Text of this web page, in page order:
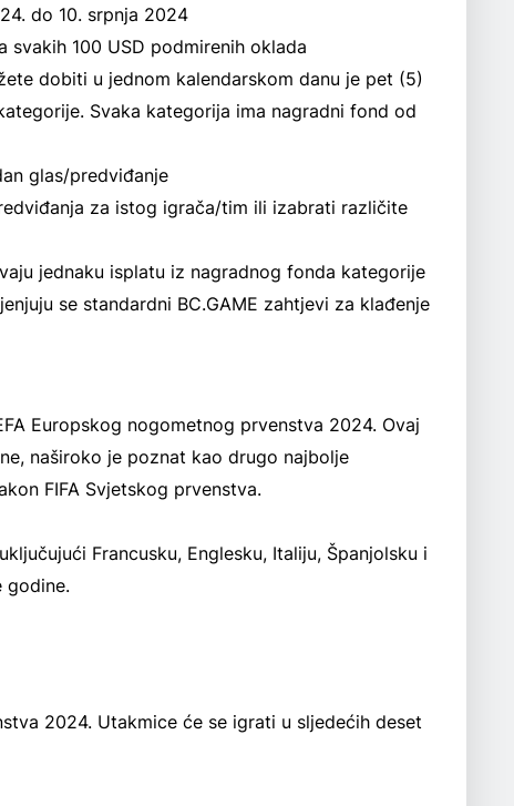
do 10. srpnja 2024
svakih 100 USD podmirenih oklada
dobiti u jednom kalendarskom danu je pet (5)
Svaka kategorija ima nagradni fond od
glas/predviđanje
za istog igrača/tim ili izabrati različite
jednaku isplatu iz nagradnog fonda kategorije
se standardni BC.GAME zahtjevi za klađenje
Europskog nogometnog prvenstva 2024. Ovaj
naširoko je poznat kao drugo najbolje
FIFA Svjetskog prvenstva.
Francusku, Englesku, Italiju, Španjolsku i
godine.
2024. Utakmice će se igrati u sljedećih deset